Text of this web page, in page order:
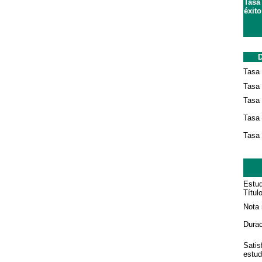
éxito
Tasa
Tasa
Tasa
Tasa
Tasa
Título
Nota